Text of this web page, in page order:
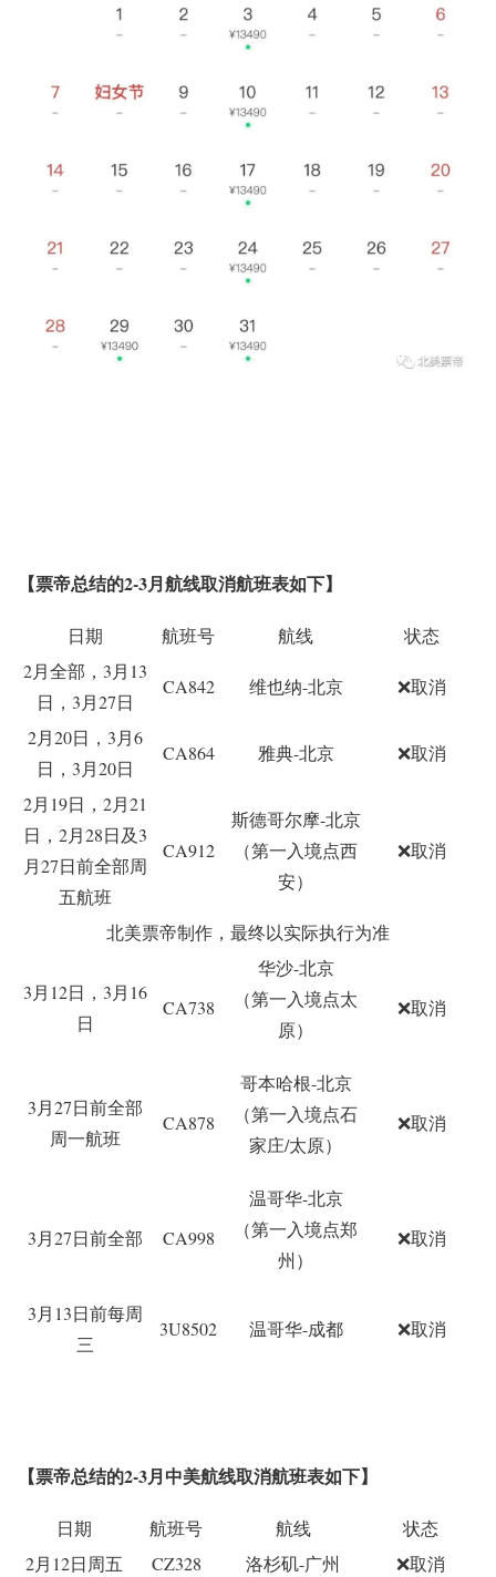
【票帝总结的2-3月航线取消航班表如下】
日期 航班号 航线
状态
2月全部，3月13
日，3月27日
CA842 维也纳-北京 ❌取消
2月20日，3月6
日，3月20日
CA864 雅典-北京 ❌取消
2月19日， 2月21
日，2月28日及3
月27日前全部周
五航班
CA912
斯德哥尔摩-北京
（第一入境点西
安）
❌取消
北美票帝制作，最终以实际执行为准
3月12日，3月16
日
CA738
华沙-北京
（第一入境点太
原）
❌取消
3月27日前全部
周一航班
CA878
哥本哈根-北京
（第一入境点石
家庄/太原）
❌取消
3月27日前全部 CA998
温哥华-北京
（第一入境点郑
州）
❌取消
3月13日前每周
三
3U8502 温哥华-成都 ❌取消
【票帝总结的2-3月中美航线取消航班表如下】
日期 航班号 航线
状态
2月12日周五
CZ328 洛杉矶-广州 ❌取消